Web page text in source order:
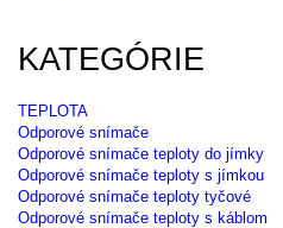
KATEGÓRIE
TEPLOTA
Odporové snímače
Odporové snímače teploty do jímky
Odporové snímače teploty s jímkou
Odporové snímače teploty tyčové
Odporové snímače teploty s káblom